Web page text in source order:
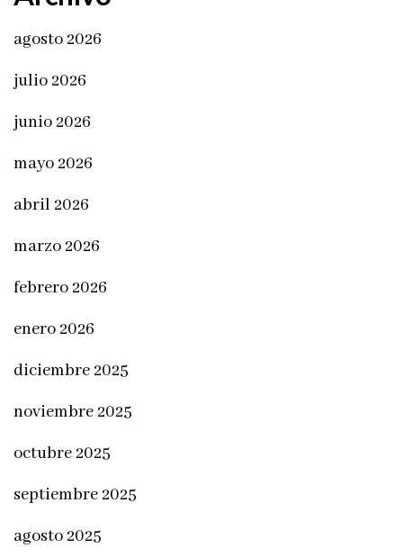
agosto 2026
julio 2026
junio 2026
mayo 2026
abril 2026
marzo 2026
febrero 2026
enero 2026
diciembre 2025
noviembre 2025
octubre 2025
septiembre 2025
agosto 2025